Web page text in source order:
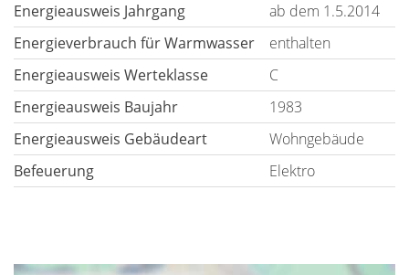
Energieausweis Jahrgang
ab dem 1.5.2014
Energieverbrauch für Warmwasser
enthalten
Energieausweis Werteklasse
C
Energieausweis Baujahr
1983
Energieausweis Gebäudeart
Wohngebäude
Befeuerung
Elektro